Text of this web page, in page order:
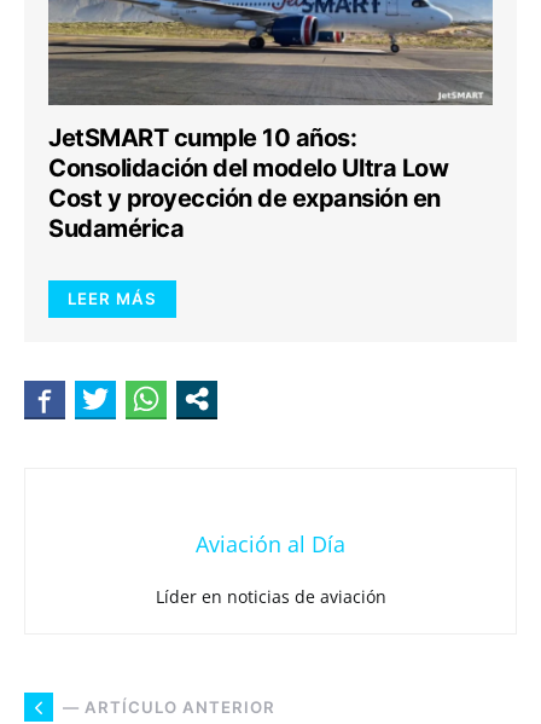
JetSMART cumple 10 años:
Consolidación del modelo Ultra Low
Cost y proyección de expansión en
Sudamérica
LEER MÁS
Aviación al Día
Líder en noticias de aviación
— ARTÍCULO ANTERIOR